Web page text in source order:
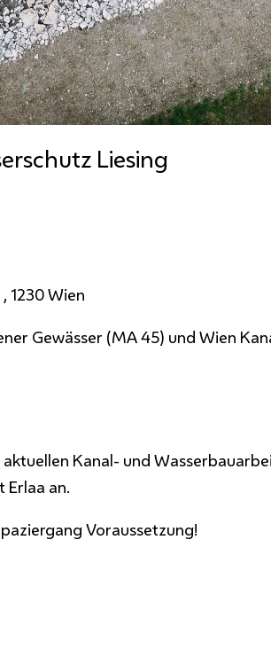
Liesing
1230 Wien
Gewässer (MA 45) und Wien
Kanal- und
Erlaa an.
Voraussetzung!